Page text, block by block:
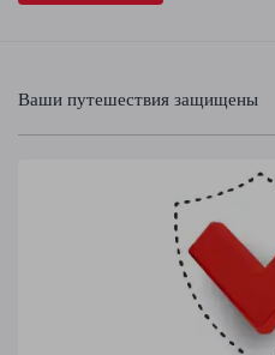
Ваши путешествия защищены